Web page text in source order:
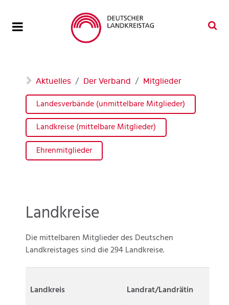
Aktuelles Der Verband Mitglieder
Landesverbände (unmittelbare Mitglieder)
Landkreise (mittelbare Mitglieder)
Ehrenmitglieder
Landkreise
Die mittelbaren Mitglieder des Deutschen
Landkreistages sind die 294 Landkreise.
Landkreis Landrat/Landrätin